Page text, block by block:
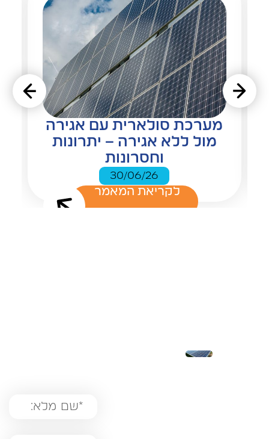
מערכת סולארית עם אגירה
מול ללא אגירה – יתרונות
וחסרונות
30/06/26
לקריאת המאמר